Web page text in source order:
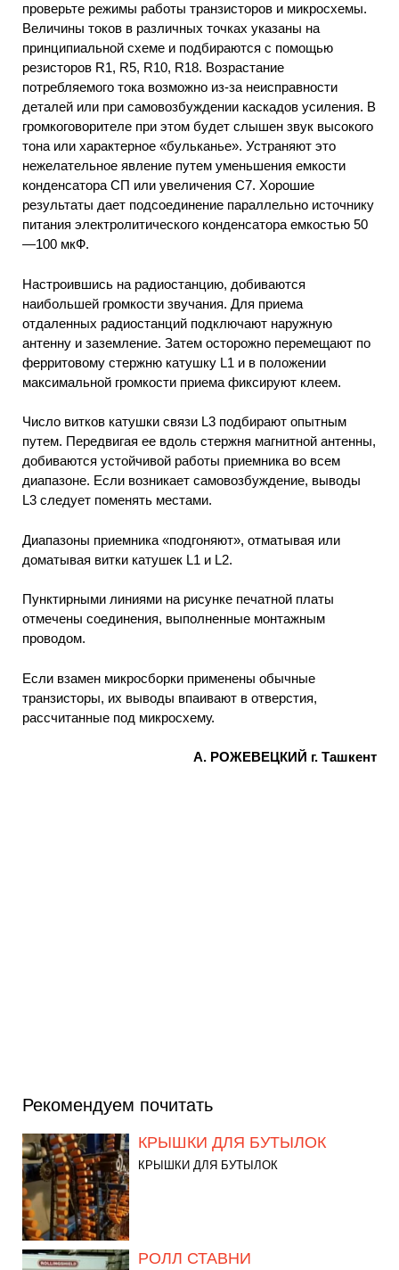
проверьте режимы работы транзисторов и микросхемы.
Величины токов в различных точках указаны на
принципиальной схеме и подбираются с помощью
резисторов R1, R5, R10, R18. Возрастание
потребляемого тока возможно из-за неисправности
деталей или при самовозбуждении каскадов усиления. В
громкоговорителе при этом будет слышен звук высокого
тона или характерное «бульканье». Устраняют это
нежелательное явление путем уменьшения емкости
конденсатора СП или увеличения С7. Хорошие
результаты дает подсоединение параллельно источнику
питания электролитического конденсатора емкостью 50
—100 мкФ.
Настроившись на радиостанцию, добиваются
наибольшей громкости звучания. Для приема
отдаленных радиостанций подключают наружную
антенну и заземление. Затем осторожно перемещают по
ферритовому стержню катушку L1 и в положении
максимальной громкости приема фиксируют клеем.
Число витков катушки связи L3 подбирают опытным
путем. Передвигая ее вдоль стержня магнитной антенны,
добиваются устойчивой работы приемника во всем
диапазоне. Если возникает самовозбуждение, выводы
L3 следует поменять местами.
Диапазоны приемника «подгоняют», отматывая или
доматывая витки катушек L1 и L2.
Пунктирными линиями на рисунке печатной платы
отмечены соединения, выполненные монтажным
проводом.
Если взамен микросборки применены обычные
транзисторы, их выводы впаивают в отверстия,
рассчитанные под микросхему.
А. РOЖЕВЕЦКИЙ г. Ташкент
Рекомендуем почитать
КРЫШКИ ДЛЯ БУТЫЛОК
КРЫШКИ ДЛЯ БУТЫЛОК
РОЛЛ СТАВНИ